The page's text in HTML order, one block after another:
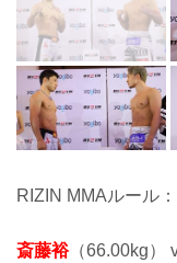
RIZIN MMAルール
斎藤裕（66.00kg）